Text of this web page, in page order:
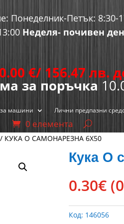
Понеделник-Петък: 8:30-
Неделя- почивен
€/ 156.47 лв.
за поръчка
машини Лични предпазни
0 елемента
/ КУКА O САМОНАРЕЗНА 6Х50
Кука O
0.30€
Код: 146056